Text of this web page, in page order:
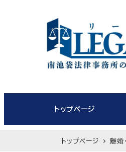
ン
へ
トップページ
トップページ 離婚